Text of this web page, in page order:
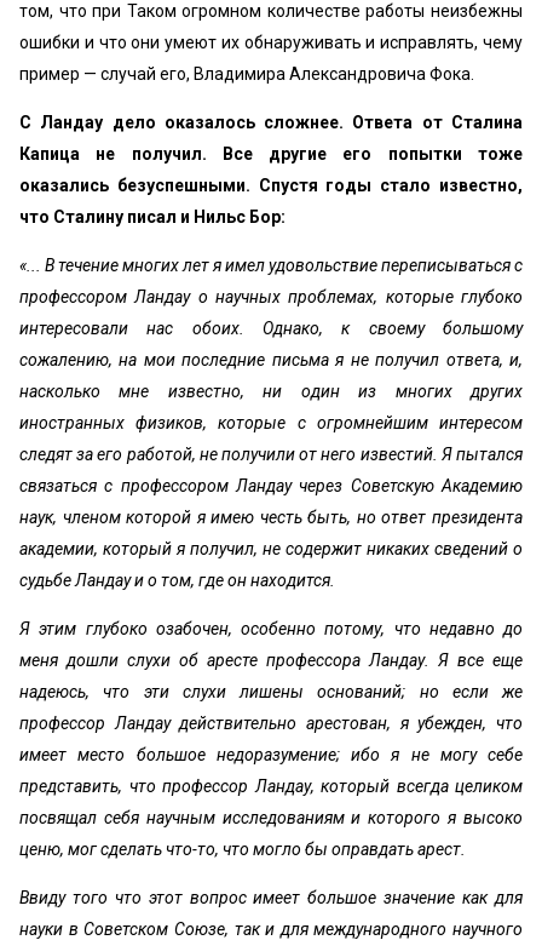
том, что при Таком огромном количестве работы неизбежны
ошибки и что они умеют их обнаруживать и исправлять, чему
пример — случай его, Владимира Александровича Фока.
С Ландау дело оказалось сложнее. Ответа от Сталина
Капица не получил. Все другие его попытки тоже
оказались безуспешными. Спустя годы стало известно,
что Сталину писал и Нильс Бор:
«... В течение многих лет я имел удовольствие переписываться с
профессором Ландау о научных проблемах, которые глубоко
интересовали нас обоих. Однако, к своему большому
сожалению, на мои последние письма я не получил ответа, и,
насколько мне известно, ни один из многих других
иностранных физиков, которые с огромнейшим интересом
следят за его работой, не получили от него известий. Я пытался
связаться с профессором Ландау через Советскую Академию
наук, членом которой я имею честь быть, но ответ президента
академии, который я получил, не содержит никаких сведений о
судьбе Ландау и о том, где он находится.
Я этим глубоко озабочен, особенно потому, что недавно до
меня дошли слухи об аресте профессора Ландау. Я все еще
надеюсь, что эти слухи лишены оснований; но если же
профессор Ландау действительно арестован, я убежден, что
имеет место большое недоразумение; ибо я не могу себе
представить, что профессор Ландау, который всегда целиком
посвящал себя научным исследованиям и которого я высоко
ценю, мог сделать что-то, что могло бы оправдать арест.
Ввиду того что этот вопрос имеет большое значение как для
науки в Советском Союзе, так и для международного научного